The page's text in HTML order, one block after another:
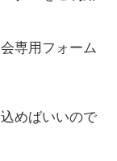
専用フォーム
めばいいので